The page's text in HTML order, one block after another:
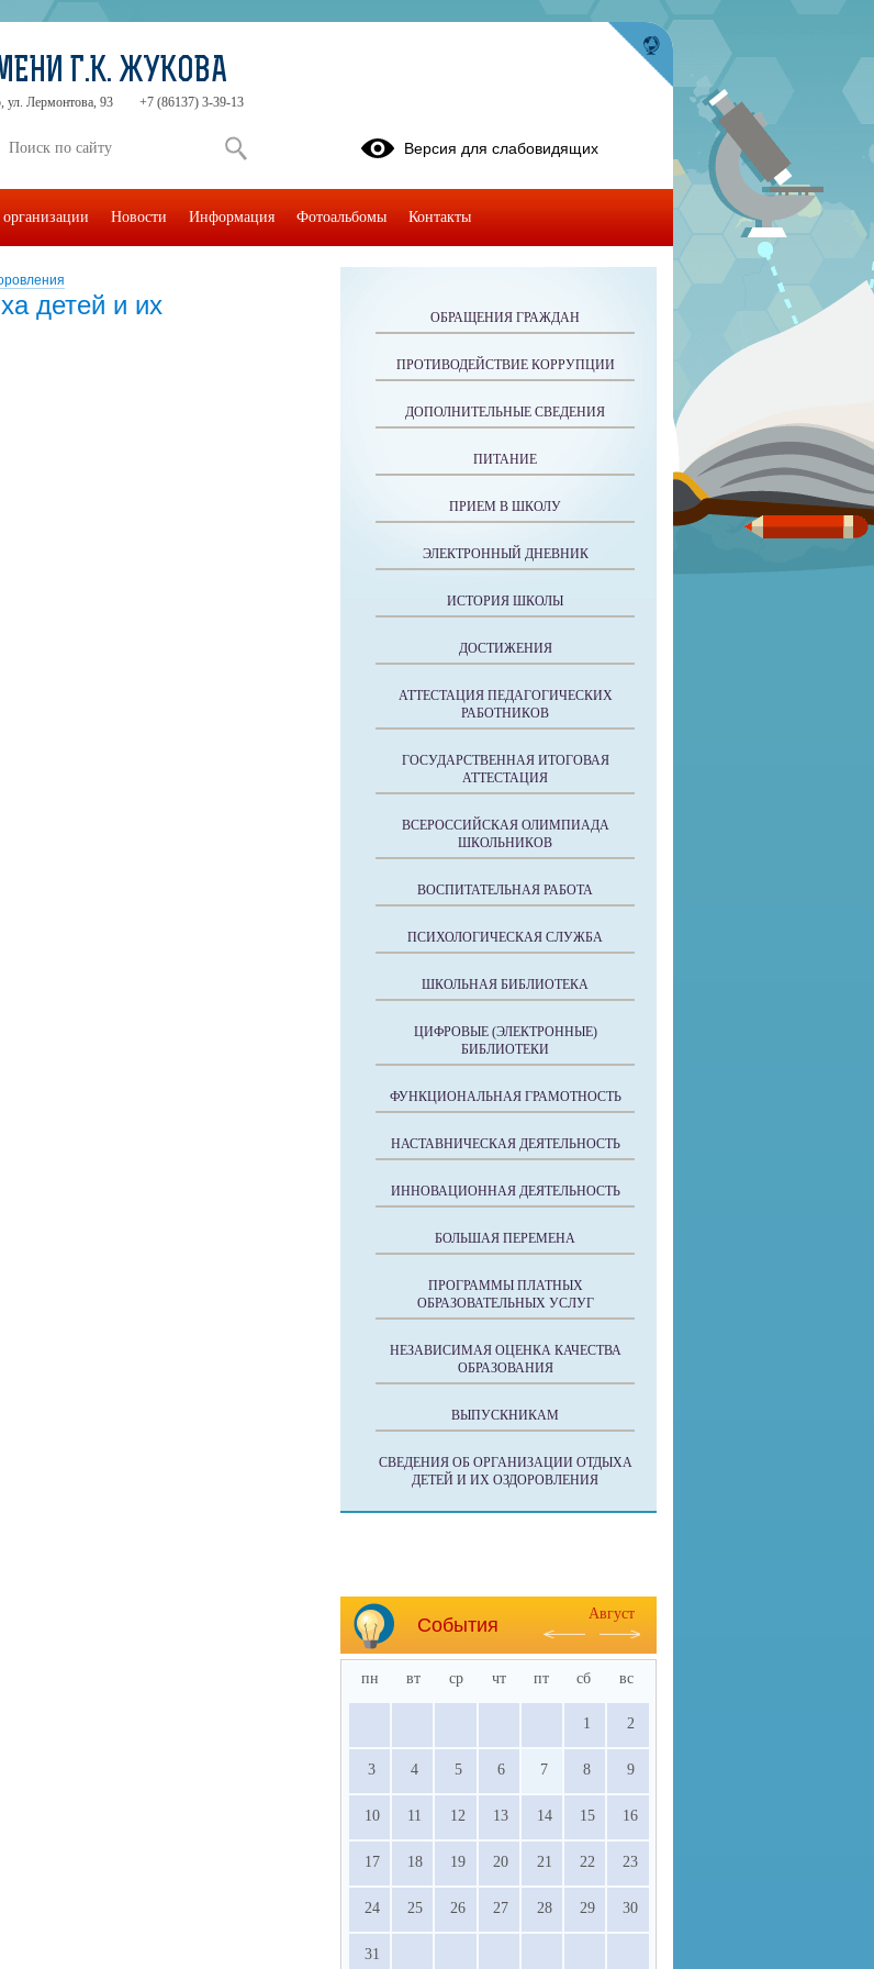
детей и их
ОБРАЩЕНИЯ ГРАЖДАН
ПРОТИВОДЕЙСТВИЕ КОРРУПЦИИ
ДОПОЛНИТЕЛЬНЫЕ СВЕДЕНИЯ
ПИТАНИЕ
ПРИЕМ В ШКОЛУ
ЭЛЕКТРОННЫЙ ДНЕВНИК
ИСТОРИЯ ШКОЛЫ
ДОСТИЖЕНИЯ
АТТЕСТАЦИЯ ПЕДАГОГИЧЕСКИХ
РАБОТНИКОВ
ГОСУДАРСТВЕННАЯ ИТОГОВАЯ
АТТЕСТАЦИЯ
ВСЕРОССИЙСКАЯ ОЛИМПИАДА
ШКОЛЬНИКОВ
ВОСПИТАТЕЛЬНАЯ РАБОТА
ПСИХОЛОГИЧЕСКАЯ СЛУЖБА
ШКОЛЬНАЯ БИБЛИОТЕКА
ЦИФРОВЫЕ (ЭЛЕКТРОННЫЕ)
БИБЛИОТЕКИ
ФУНКЦИОНАЛЬНАЯ ГРАМОТНОСТЬ
НАСТАВНИЧЕСКАЯ ДЕЯТЕЛЬНОСТЬ
ИННОВАЦИОННАЯ ДЕЯТЕЛЬНОСТЬ
БОЛЬШАЯ ПЕРЕМЕНА
ПРОГРАММЫ ПЛАТНЫХ
ОБРАЗОВАТЕЛЬНЫХ УСЛУГ
НЕЗАВИСИМАЯ ОЦЕНКА КАЧЕСТВА
ОБРАЗОВАНИЯ
ВЫПУСКНИКАМ
СВЕДЕНИЯ ОБ ОРГАНИЗАЦИИ ОТДЫХА
ДЕТЕЙ И ИХ ОЗДОРОВЛЕНИЯ
События
Август
пн вт ср чт пт сб вс
1 2
3 4 5 6 7 8 9
10 11 12 13 14 15 16
17 18 19 20 21 22 23
24 25 26 27 28 29 30
31
Г.К. ЖУКОВА
ул. Лермонтова, 93 +7 (86137) 3-39-13
Версия для слабовидящих
Новости Информация Фотоальбомы Контакты